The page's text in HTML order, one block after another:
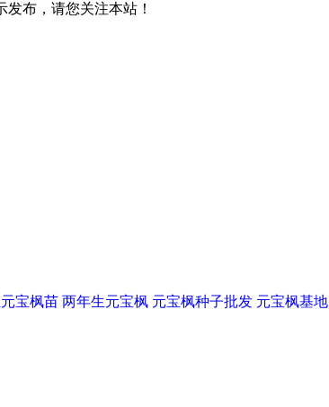
发布，请您关注本站！
宝枫苗 两年生元宝枫 元宝枫种子批发 元宝枫基地